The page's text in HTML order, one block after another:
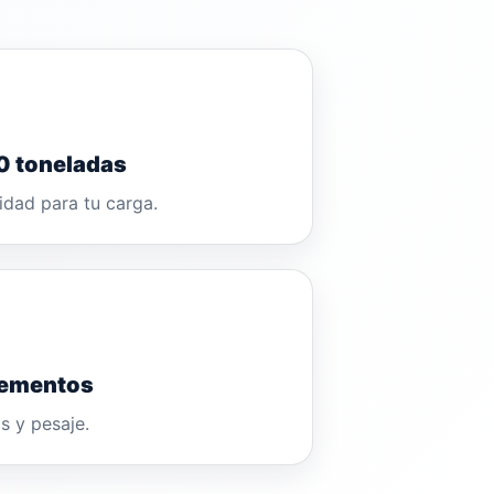
toneladas
para tu carga.
y pesaje.